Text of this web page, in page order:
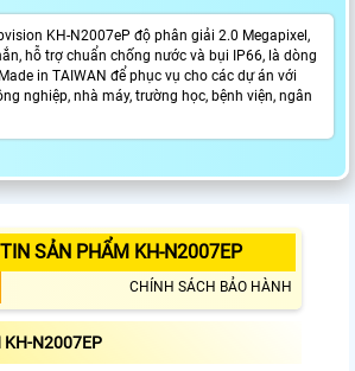
KH-N2007eP độ phân giải 2.0 Megapixel,
hỗ trợ chuẩn chống nước và bụi IP66, là dòng
in TAIWAN để phục vụ cho các dự án với
nghiệp, nhà máy, trường học, bệnh viện, ngân
SẢN PHẨM KH-N2007EP
CHÍNH SÁCH BẢO HÀNH
KH-N2007EP